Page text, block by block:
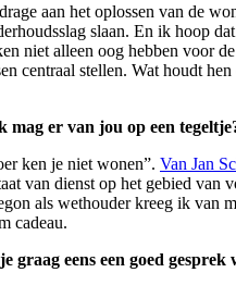
aan het oplossen van de
slaan. En ik hoop
niet alleen oog hebben voor
centraal stellen. Wat houdt
mag er van jou op een
ken je niet wonen”. Van Jan
van dienst op het gebied van
als wethouder kreeg ik van
cadeau.
graag eens een goed gesprek